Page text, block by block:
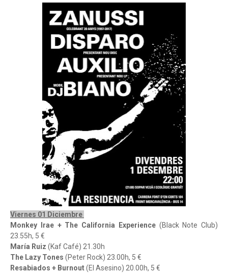
Viernes 01 Diciembre
Monkey Irae + The California Experience(Black Note Club)
23.55h, 5 €
María Ruiz (Kaf Café) 21.30h
The Lazy Tones (Peter Rock) 23.00h, 5 €
Resabiados + Burnout(El Asesino) 20.00h, 5 €